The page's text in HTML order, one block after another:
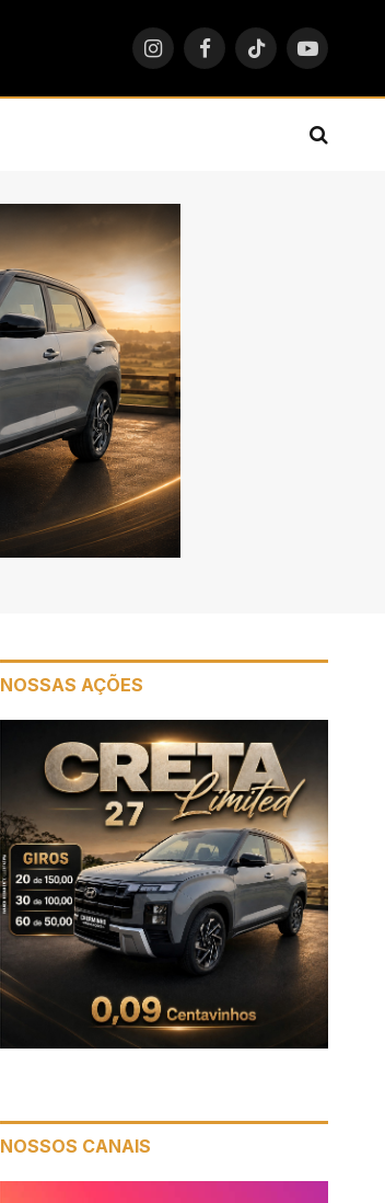
InstagramFacebookTikTokYouTube
NOSSAS AÇÕES
NOSSOS CANAIS